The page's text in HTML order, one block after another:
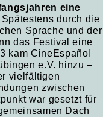
eine
Spätestens durch die
Sprache und der
das Festival eine
kam CineEspañol
e.V. hinzu –
vielfältigen
zwischen
war gesetzt für
Dach